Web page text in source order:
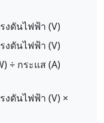
งดันไฟฟ้า (V)
งดันไฟฟ้า (V)
÷ กระแส (A)
งดันไฟฟ้า (V) ×